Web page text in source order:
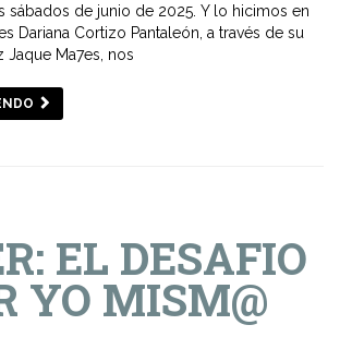
sábados de junio de 2025. Y lo hicimos en
Dariana Cortizo Pantaleón, a través de su
Jaque Ma7es, nos
EL DESAFIO
YO MISM@